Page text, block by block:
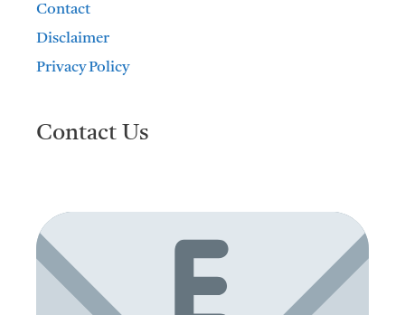
Contact
Disclaimer
Privacy Policy
Contact Us